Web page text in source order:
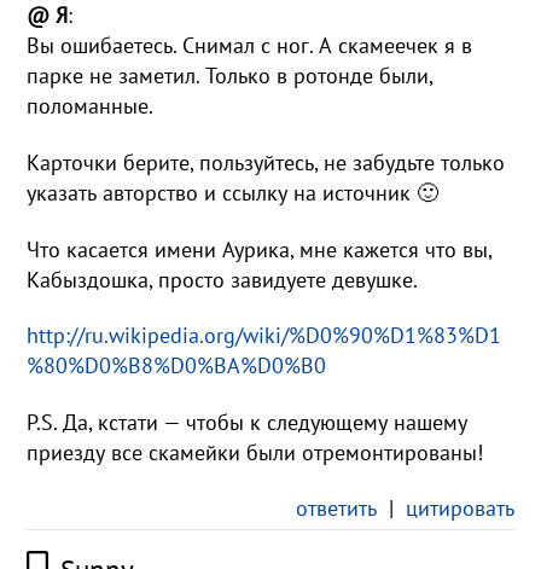
@ Я:
Вы ошибаетесь. Снимал с ног. А скамеечек я в
парке не заметил. Только в ротонде были,
поломанные.
Карточки берите, пользуйтесь, не забудьте только
указать авторство и ссылку на источник 🙂
Что касается имени Аурика, мне кажется что вы,
Кабыздошка, просто завидуете девушке.
http://ru.wikipedia.org/wiki/%D0%90%D1%83%D1
%80%D0%B8%D0%BA%D0%B0
P.S. Да, кстати — чтобы к следующему нашему
приезду все скамейки были отремонтированы!
ответить| цитировать